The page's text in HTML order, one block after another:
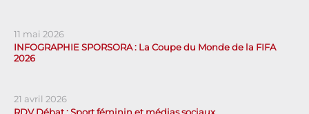
11 mai 2026
INFOGRAPHIE SPORSORA : La Coupe du Monde de la FIFA
2026
21 avril 2026